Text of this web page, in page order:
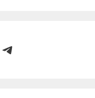
Telegram